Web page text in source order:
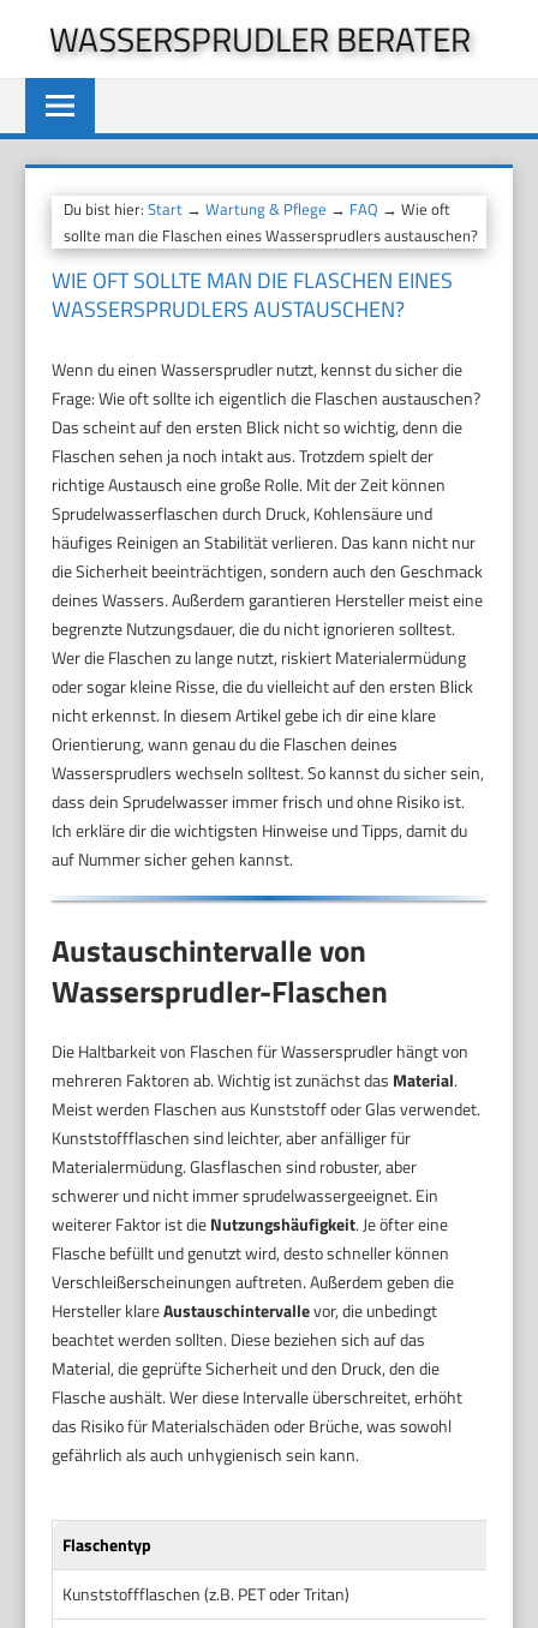
springen
WASSERSPRUDLER BERATER
Du bist hier:Start →Wartung & Pflege → FAQ → Wie oft
sollte man die Flaschen eines Wassersprudlers austauschen?
WIE OFT SOLLTE MAN DIE FLASCHEN EINES
WASSERSPRUDLERS AUSTAUSCHEN?
Wenn du einen Wassersprudler nutzt, kennst du sicher die
Frage: Wie oft sollte ich eigentlich die Flaschen austauschen?
Das scheint auf den ersten Blick nicht so wichtig, denn die
Flaschen sehen ja noch intakt aus. Trotzdem spielt der
richtige Austausch eine große Rolle. Mit der Zeit können
Sprudelwasserflaschen durch Druck, Kohlensäure und
häufiges Reinigen an Stabilität verlieren. Das kann nicht nur
die Sicherheit beeinträchtigen, sondern auch den Geschmack
deines Wassers. Außerdem garantieren Hersteller meist eine
begrenzte Nutzungsdauer, die du nicht ignorieren solltest.
Wer die Flaschen zu lange nutzt, riskiert Materialermüdung
oder sogar kleine Risse, die du vielleicht auf den ersten Blick
nicht erkennst. In diesem Artikel gebe ich dir eine klare
Orientierung, wann genau du die Flaschen deines
Wassersprudlers wechseln solltest. So kannst du sicher sein,
dass dein Sprudelwasser immer frisch und ohne Risiko ist.
Ich erkläre dir die wichtigsten Hinweise und Tipps, damit du
auf Nummer sicher gehen kannst.
Austauschintervalle von
Wassersprudler-Flaschen
Die Haltbarkeit von Flaschen für Wassersprudler hängt von
mehreren Faktoren ab. Wichtig ist zunächst das Material.
Meist werden Flaschen aus Kunststoff oder Glas verwendet.
Kunststoffflaschen sind leichter, aber anfälliger für
Materialermüdung. Glasflaschen sind robuster, aber
schwerer und nicht immer sprudelwassergeeignet. Ein
weiterer Faktor ist dieNutzungshäufigkeit. Je öfter eine
Flasche befüllt und genutzt wird, desto schneller können
Verschleißerscheinungen auftreten. Außerdem geben die
Hersteller klareAustauschintervallevor, die unbedingt
beachtet werden sollten. Diese beziehen sich auf das
Material, die geprüfte Sicherheit und den Druck, den die
Flasche aushält. Wer diese Intervalle überschreitet, erhöht
das Risiko für Materialschäden oder Brüche, was sowohl
gefährlich als auch unhygienisch sein kann.
Flaschentyp
Kunststoffflaschen (z.B. PET oder Tritan)